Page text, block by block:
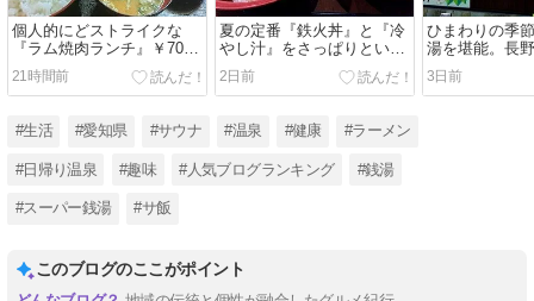
個人的にどストライクな
『ラム焼肉ランチ』￥700
円。飯田市『つけぎや』
21時間前
夏の定番『鉄火丼』と『冷
やし汁』をさっぱりといた
だく。飯田市『すき家 153
号飯田IC店』
2日前
ひまわりの季
湯を堪能。長
『信州平谷温
湯』
3日前
#生活 #愛知県 #サウナ #温泉 #健康 #ラーメン
#日帰り温泉 #趣味 #人気ブログランキング #銭湯
#スーパー銭湯 #サ飯
このブログのここがポイント